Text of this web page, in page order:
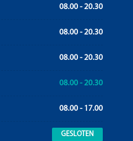
08.00 - 20.30
08.00 - 20.30
08.00 - 20.30
08.00 - 20.30
08.00 - 17.00
GESLOTEN